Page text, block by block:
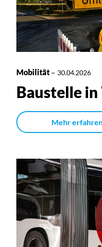
Mobilität– 30.04.2026
Baustelle
Mehr